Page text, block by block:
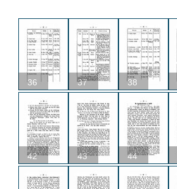
36 37 38
42 43 44